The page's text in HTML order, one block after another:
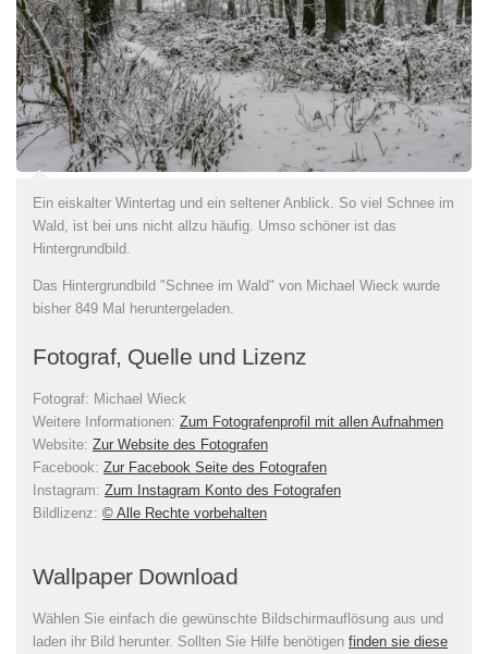
Ein eiskalter Wintertag und ein seltener Anblick. So viel Schnee im
Wald, ist bei uns nicht allzu häufig. Umso schöner ist das
Hintergrundbild.
Das Hintergrundbild "Schnee im Wald" von Michael Wieck wurde
bisher 849 Mal heruntergeladen.
Fotograf, Quelle und Lizenz
Fotograf: Michael Wieck
Weitere Informationen: Zum Fotografenprofil mit allen Aufnahmen
Website: Zur Website des Fotografen
Facebook: Zur Facebook Seite des Fotografen
Instagram: Zum Instagram Konto des Fotografen
Bildlizenz: © Alle Rechte vorbehalten
Wallpaper Download
Wählen Sie einfach die gewünschte Bildschirmauflösung aus und
laden ihr Bild herunter. Sollten Sie Hilfe benötigen finden sie diese